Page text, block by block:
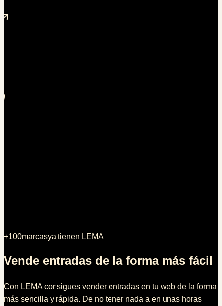
+100marcasya tienen LEMA
Vende entradas de la forma más fácil
Con LEMA consigues vender entradas en tu web de la forma
más sencilla y rápida. De no tener nada a en unas horas